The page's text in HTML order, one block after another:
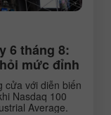
6 tháng 8:
mức đỉnh
cửa với diễn biến
Nasdaq 100
Average.